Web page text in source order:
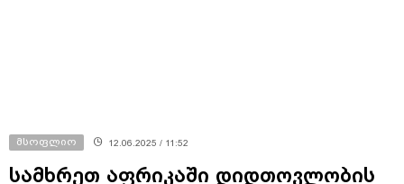
მსოფლიო 12.06.2025 / 11:52
სამხრეთ აფრიკაში დიდთოვლობის